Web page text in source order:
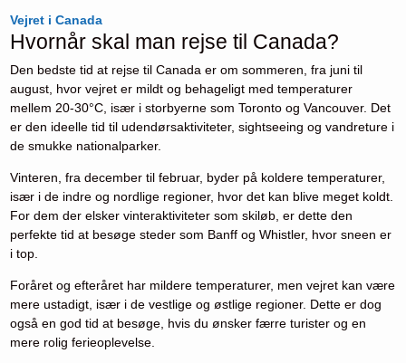
Vejret i Canada
Hvornår skal man rejse til Canada?
Den bedste tid at rejse til Canada er om sommeren, fra juni til
august, hvor vejret er mildt og behageligt med temperaturer
mellem 20-30°C, især i storbyerne som Toronto og Vancouver. Det
er den ideelle tid til udendørsaktiviteter, sightseeing og vandreture i
de smukke nationalparker.
Vinteren, fra december til februar, byder på koldere temperaturer,
især i de indre og nordlige regioner, hvor det kan blive meget koldt.
For dem der elsker vinteraktiviteter som skiløb, er dette den
perfekte tid at besøge steder som Banff og Whistler, hvor sneen er
i top.
Foråret og efteråret har mildere temperaturer, men vejret kan være
mere ustadigt, især i de vestlige og østlige regioner. Dette er dog
også en god tid at besøge, hvis du ønsker færre turister og en
mere rolig ferieoplevelse.